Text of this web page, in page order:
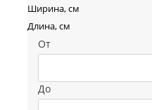
Ширина, см
Длина, см
От
До